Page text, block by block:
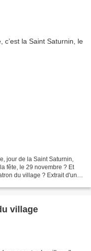
jour de la Saint Saturnin,
fête, le 29 novembre ? Et
du village ? Extrait d'une
village